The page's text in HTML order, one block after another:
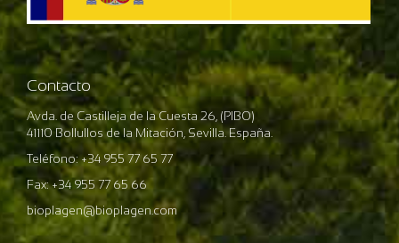
Contacto
Avda. de Castilleja de la Cuesta 26, (PIBO)
41110 Bollullos de la Mitación, Sevilla. España.
Teléfono: +34 955 77 65 77
Fax: +34 955 77 65 66
bioplagen@bioplagen.com